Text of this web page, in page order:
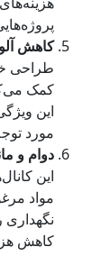
کاهش
طراحی
کمک
این
مورد
دوام و
این
مواد
کاهش